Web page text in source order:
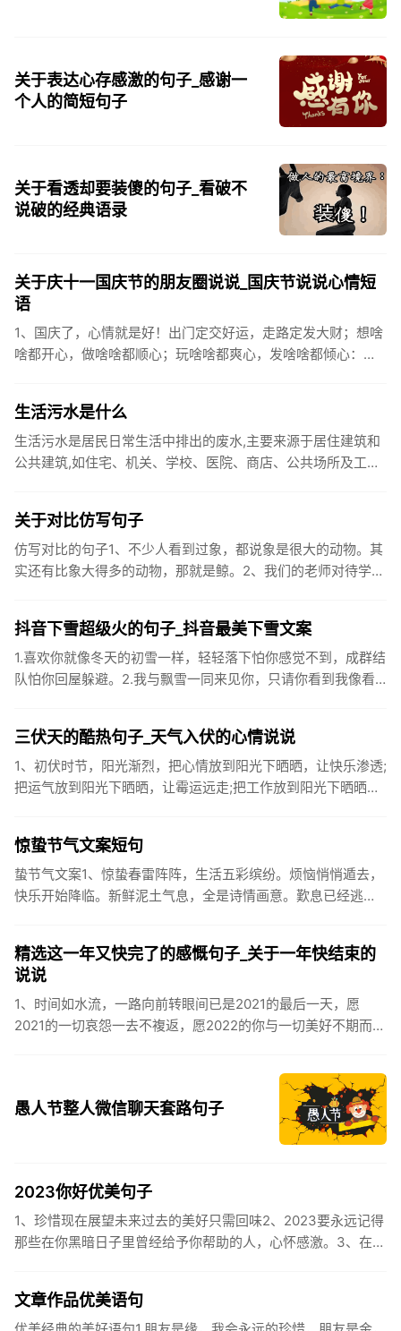
关于表达心存感激的句子_感谢一
个人的简短句子
关于看透却要装傻的句子_看破不
说破的经典语录
关于庆十一国庆节的朋友圈说说_国庆节说说心情短
语
1、国庆了，心情就是好！出门定交好运，走路定发大财；想啥
啥都开心，做啥啥都顺心；玩啥啥都爽心，发啥啥都倾心：祝
生活污水是什么
生活污水是居民日常生活中排出的废水,主要来源于居住建筑和
公共建筑,如住宅、机关、学校、医院、商店、公共场所及工业
关于对比仿写句子
仿写对比的句子1、不少人看到过象，都说象是很大的动物。其
实还有比象大得多的动物，那就是鲸。2、我们的老师对待学生
抖音下雪超级火的句子_抖音最美下雪文案
1.喜欢你就像冬天的初雪一样，轻轻落下怕你感觉不到，成群结
队怕你回屋躲避。2.我与飘雪一同来见你，只请你看到我像看
三伏天的酷热句子_天气入伏的心情说说
1、初伏时节，阳光渐烈，把心情放到阳光下晒晒，让快乐渗透;
把运气放到阳光下晒晒，让霉运远走;把工作放到阳光下晒晒，
惊蛰节气文案短句
蛰节气文案1、惊蛰春雷阵阵，生活五彩缤纷。烦恼悄悄遁去，
快乐开始降临。新鲜泥土气息，全是诗情画意。歎息已经逃
精选这一年又快完了的感慨句子_关于一年快结束的
说说
1、时间如水流，一路向前转眼间已是2021的最后一天，愿
2021的一切哀怨一去不複返，愿2022的你与一切美好不期而
愚人节整人微信聊天套路句子
2023你好优美句子
1、珍惜现在展望未来过去的美好只需回味2、2023要永远记得
那些在你黑暗日子里曾经给予你帮助的人，心怀感激。3、在苦
文章作品优美语句